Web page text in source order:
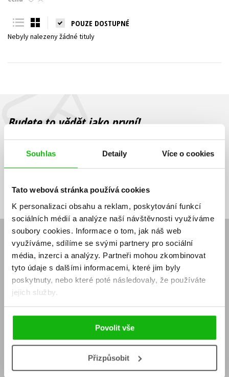
Souhlas Detaily Více o cookies
Tato webová stránka používá cookies
K personalizaci obsahu a reklam, poskytování funkcí
sociálních médií a analýze naší návštěvnosti využíváme
soubory cookies. Informace o tom, jak náš web
využíváme, sdílíme se svými partnery pro sociální
média, inzerci a analýzy. Partneři mohou zkombinovat
tyto údaje s dalšími informacemi, které jim byly
poskytnuty, nebo které poté následovaly, že používáte
jejich služby.
Povolit vše
Přizpůsobit
Young adult (SK)
Všechny tituly
POUZE DOSTUPNÉ
Nebyly nalezeny žádné tituly
Budete to vědět jako první!
Zajímá Vás, jaký knižní hit právě vychází, na jaké zboží je výhodná
sleva, jaká běží soutěž o ceny? Přihlášením k odběru našich e-
souhlasíte se zpracováním osobních údajů
mailová
adresa
mailová
adresa
Vaše e-mailová adresa Přihlásit se
E-SHOP
Aktuality
Naši autoři
Obchodní podmínky
Jak nakoupit
Knižní novinky
Dárkové poukazy
Affiliate program
KONTAKTY
Sídlo společnosti
Kontakty Albatros Media